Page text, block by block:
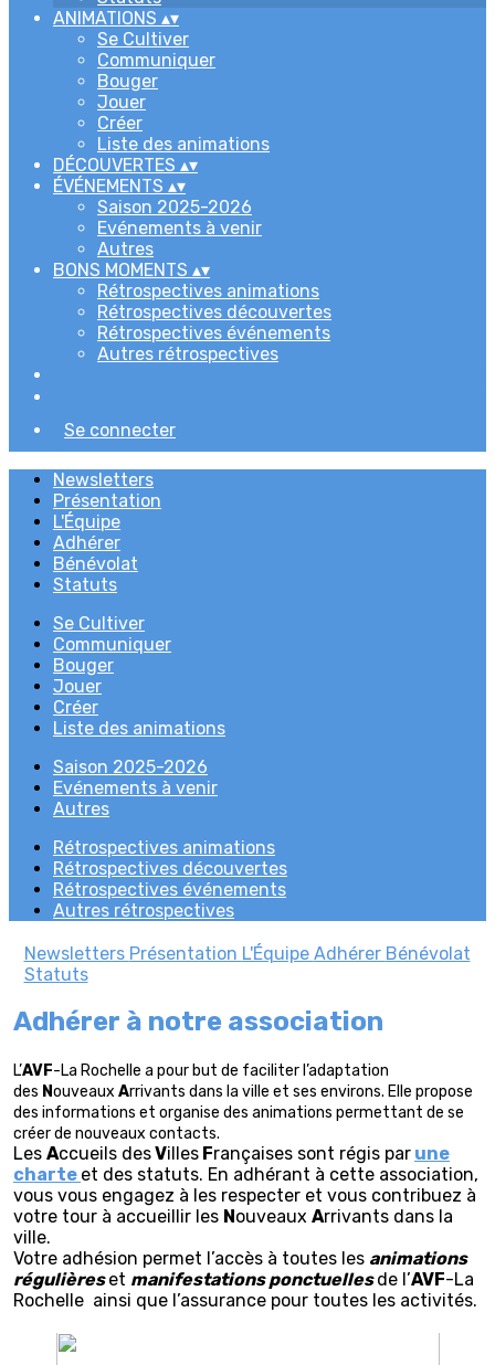
ANIMATIONS ▴▾
Se Cultiver
Communiquer
Bouger
Jouer
Créer
Liste des animations
DÉCOUVERTES ▴▾
ÉVÉNEMENTS ▴▾
Saison 2025-2026
Evénements à venir
Autres
BONS MOMENTS ▴▾
Rétrospectives animations
Rétrospectives découvertes
Rétrospectives événements
Autres rétrospectives
Se connecter
Newsletters
Présentation
L'Équipe
Adhérer
Bénévolat
Statuts
Se Cultiver
Communiquer
Bouger
Jouer
Créer
Liste des animations
Saison 2025-2026
Evénements à venir
Autres
Rétrospectives animations
Rétrospectives découvertes
Rétrospectives événements
Autres rétrospectives
Newsletters Présentation L'Équipe Adhérer Bénévolat
Statuts
Adhérer à notre association
L’AVF-La Rochelle a pour but de faciliter l’adaptation
des Nouveaux Arrivants dans la ville et ses environs. Elle propose
des informations et organise des animations permettant de se
créer de nouveaux contacts.
Les Accueils desVilles Françaises sont régis par une
charte et des statuts. En adhérant à cette association,
vous vous engagez à les respecter et vous contribuez à
votre tour à accueillir les Nouveaux Arrivants dans la
ville.
Votre adhésion permet l’accès à toutes les animations
régulièreset manifestations ponctuellesde l’AVF-La
Rochelle ainsi que l’assurance pour toutes les activités.